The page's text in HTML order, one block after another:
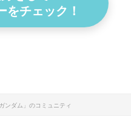
をチェック！
ガンダム」のコミュニティ